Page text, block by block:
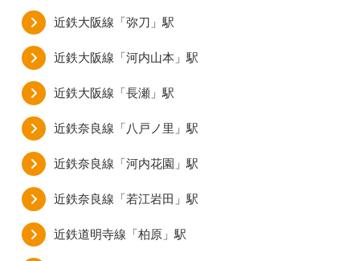
近鉄大阪線「弥刀」駅
近鉄大阪線「河内山本」駅
近鉄大阪線「長瀬」駅
近鉄奈良線「八戸ノ里」駅
近鉄奈良線「河内花園」駅
近鉄奈良線「若江岩田」駅
近鉄道明寺線「柏原」駅